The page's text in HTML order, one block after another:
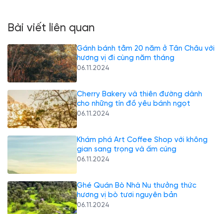
kề nhau. Thất Sơn - Bảy Núi là vùng bán sơn địa nằm
giáp với Campuchia. Thất Sơn - Bảy Núi sở hữu trên dưới
40 núi lớn nhỏ khác nhau (riêng hai huyện Tri Tôn và Tịnh
Biên đã có đến 37 núi). Tuy nhiên, tại đây có 7 ngọn núi
chính nên dân gian mới đặt cho nơi này cái tên thân
thương như vậy.
Tên Bảy Núi
Núi Cấm (禁山) (Thiên Cấm Sơn),
Núi Dài Năm Giếng (Ngũ Hồ Sơn)
Núi Tượng (象山) (Liên Hoa Sơn)
Núi Két (Anh Vũ Sơn)
Bài viết liên quan
Gánh bánh tằm 20 năm ở Tân Châu với
hương vị đi cùng năm tháng
06.11.2024
Cherry Bakery và thiên đường dành
cho những tín đồ yêu bánh ngọt
06.11.2024
Khám phá Art Coffee Shop với không
gian sang trọng và ấm cúng
06.11.2024
Ghé Quán Bò Nhà Nu thưởng thức
hương vị bò tươi nguyên bản
06.11.2024